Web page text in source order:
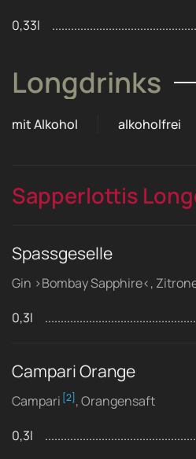
0,33l
Longdrinks
mit Alkohol alkoholfrei
Sapperlottis
Spassgeselle
Gin ›Bombay Sapphire‹,
0,3l
Campari Orange
Campari [2], Orangensaft
0,3l